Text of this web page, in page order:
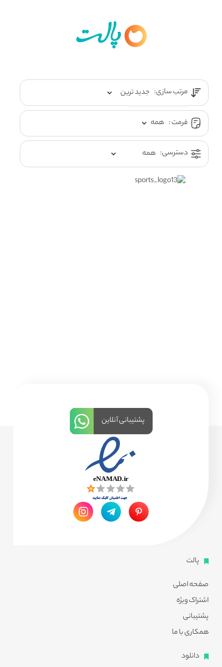
مرتب سازی:
فرمت :
دسترسی:
پالت
صفحه اصلی
اشتراک ویژه
پشتیبانی
همکاری با ما
دانلود
پشتیبانی آنلاین